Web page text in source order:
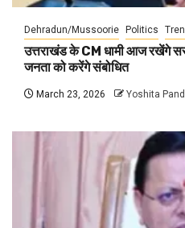
Dehradun/Mussoorie Politics
उत्तराखंड के CM धामी आज रखेंगे
जनता को करेंगे संबोधित
March 23, 2026 Yoshita